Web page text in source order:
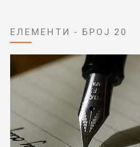
ЕЛЕМЕНТИ - БРОЈ 20